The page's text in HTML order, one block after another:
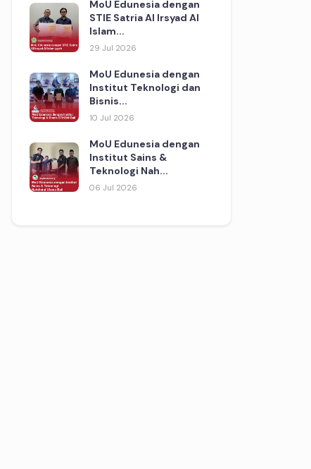
MoU Edunesia dengan
STIE Satria Al Irsyad Al
Islam...
29 Jul 2026
MoU Edunesia dengan
Institut Teknologi dan
Bisnis...
10 Jul 2026
MoU Edunesia dengan
Institut Sains &
Teknologi Nah...
06 Jul 2026